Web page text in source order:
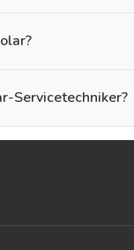
Servicetechniker?